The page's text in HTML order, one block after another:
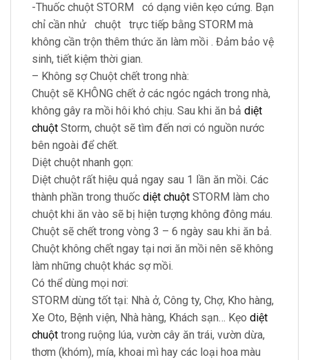
-Thuốc chuột STORM có dạng viên kẹo cứng. Bạn
chỉ cần nhử chuột trực tiếp bằng STORM mà
không cần trộn thêm thức ăn làm mồi . Đảm bảo vệ
sinh, tiết kiệm thời gian.
– Không sợ Chuột chết trong nhà:
Chuột sẽ KHÔNG chết ở các ngóc ngách trong nhà,
không gây ra mồi hôi khó chịu. Sau khi ăn bả diệt
chuột Storm, chuột sẽ tìm đến nơi có nguồn nước
bên ngoài để chết.
Diệt chuột nhanh gọn:
Diệt chuột rất hiệu quả ngay sau 1 lần ăn mồi. Các
thành phần trong thuốc diệt chuột STORM làm cho
chuột khi ăn vào sẽ bị hiện tượng không đông máu.
Chuột sẽ chết trong vòng 3 – 6 ngày sau khi ăn bả.
Chuột không chết ngay tại nơi ăn mồi nên sẽ không
làm những chuột khác sợ mồi.
Có thể dùng mọi nơi:
STORM dùng tốt tại: Nhà ở, Công ty, Chợ, Kho hàng,
Xe Oto, Bệnh viện, Nhà hàng, Khách sạn… Kẹo diệt
chuột trong ruộng lúa, vườn cây ăn trái, vườn dừa,
thơm (khóm), mía, khoai mì hay các loại hoa màu